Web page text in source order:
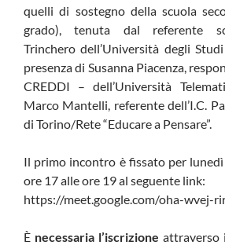
quelli di sostegno della scuola
grado), tenuta dal referente
Trinchero dell’Università degli
presenza di Susanna Piacenza,
CREDDI – dell’Università
Marco Mantelli, referente dell’I.C.
di Torino/Rete “Educare a Pensare”.
Il primo incontro è fissato per
ore 17 alle ore 19 al seguente link:
https://meet.google.com/oha-wvej-
È necessaria l’iscrizione attraverso